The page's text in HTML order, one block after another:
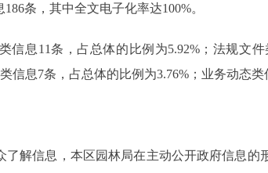
条，其中全文电子化率达100%。
信息11条，占总体的比例为5.92%；法规文
信息7条，占总体的比例为3.76%；业务动态类
了解信息，本区园林局在主动公开政府信息